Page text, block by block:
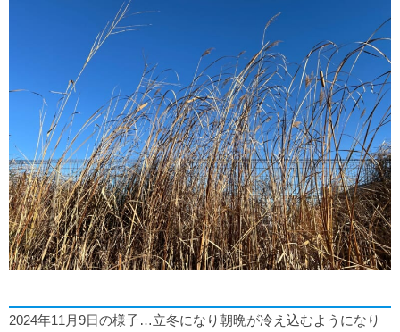
2024年11月9日の様子…立冬になり朝晩が冷え込むようになり